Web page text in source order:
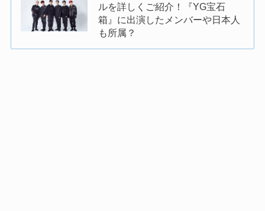
ルを詳しくご紹介！『YG宝石
箱』に出演したメンバーや日本人
も所属？